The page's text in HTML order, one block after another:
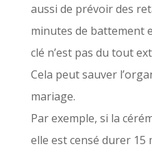
aussi de prévoir des
minutes de battement
clé n’est pas du tout
Cela peut sauver
mariage.
Par exemple, si la
elle est censé durer 15